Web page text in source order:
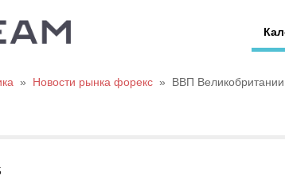
» Новости рынка форекс » ВВП